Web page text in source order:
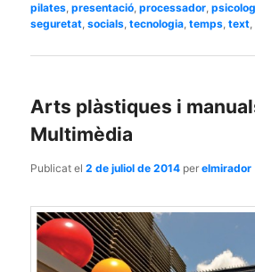
pilates,presentació,processador,
seguretat,socials,tecnologia,temps,text,
Arts plàstiques i
Multimèdia
Publicat el2 de juliol de 2014 perelmirador